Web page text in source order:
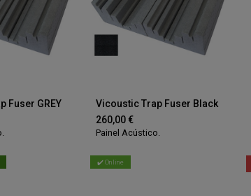
Fuser GREY
Vicoustic Trap Fuser Black
260,00€
Painel Acústico.
✔️ Online